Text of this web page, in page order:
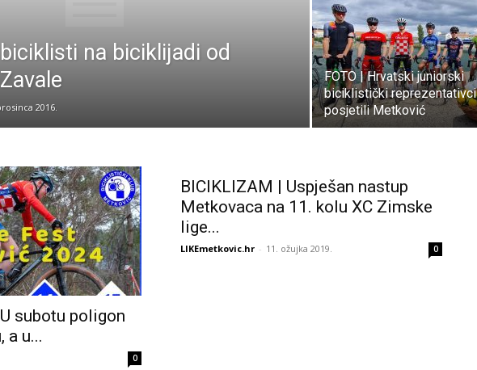
na biciklijadi od
2016.
FOTO | Hrvatski juniorski
biciklistički reprezentativci
posjetili Metković
subotu poligon
a u...
0
BICIKLIZAM | Uspješan nastup
Metkovaca na 11. kolu XC Zimske
lige...
LIKEmetkovic.hr - 11. ožujka 2019. 0